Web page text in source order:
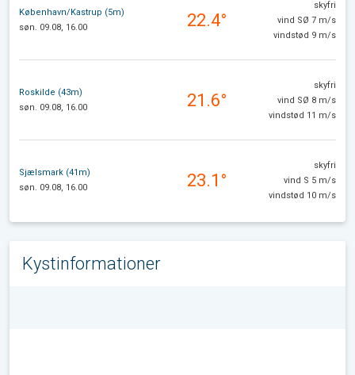
København/Kastrup (5m)
søn. 09.08, 16.00
22.4°
skyfri
vind SØ 7 m/s
vindstød 9 m/s
Roskilde (43m)
søn. 09.08, 16.00
21.6°
skyfri
vind SØ 8 m/s
vindstød 11 m/s
Sjælsmark (41m)
søn. 09.08, 16.00
23.1°
skyfri
vind S 5 m/s
vindstød 10 m/s
Kystinformationer